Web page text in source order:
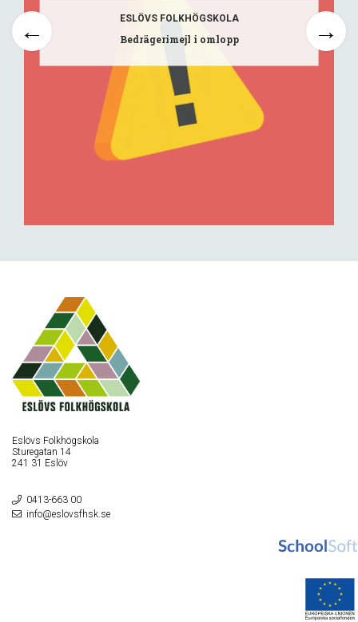
ESLÖVS FOLKHÖGSKOLA
Bedrägerimejl i omlopp
Eslövs Folkhögskola
Sturegatan 14
241 31 Eslöv
0413-663 00
info@eslovsfhsk.se